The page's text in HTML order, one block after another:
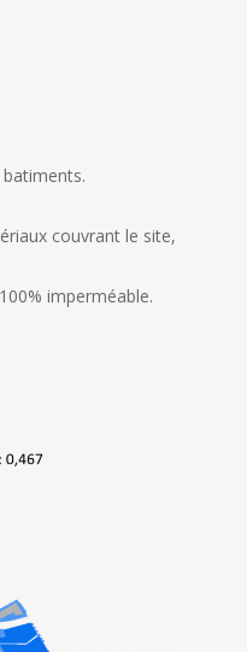
couvrant le site,
imperméable.